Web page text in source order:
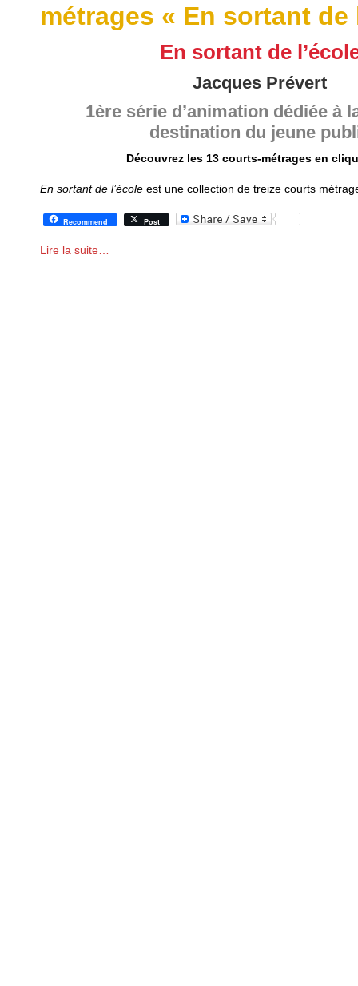
métrages « En sortant de
En sortant de
Jacques Prévert
1ère série d’animation dédiée à
destination du jeune
Découvrez les 13 courts-métrages en
En sortant de l’école est une collection de treize courts
Recommend Post
Lire la suite…